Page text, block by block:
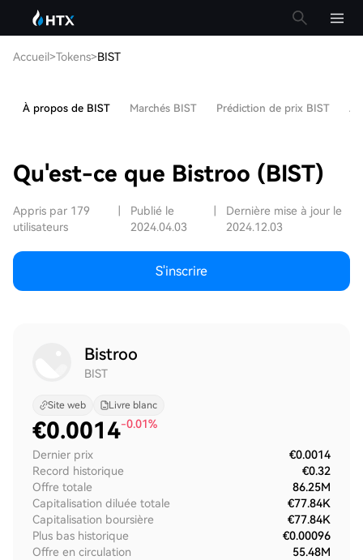
Accueil>Tokens>BIST
À propos de BIST Marchés BIST Prédiction de prix BIST
Qu'est-ce que Bistroo (BIST)
Appris par 179
utilisateurs
Publié le
2024.04.03
Dernière mise à jour le
2024.12.03
S'inscrire
Bistroo
BIST
Site web Livre blanc
€0.0014-0.01%
Dernier prix
€0.0014
Record historique
€0.32
Offre totale
86.25M
Capitalisation diluée totale
€77.84K
Capitalisation boursière
€77.84K
Plus bas historique
€0.00096
Offre en circulation
55.48M